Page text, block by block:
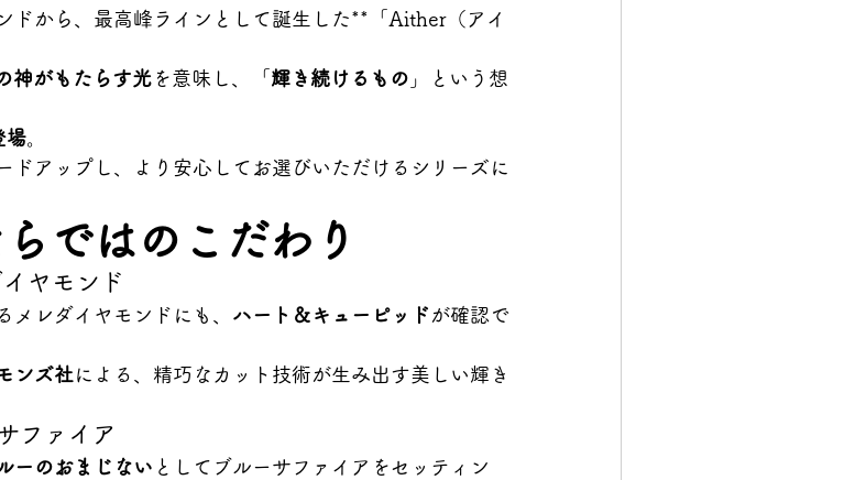
ドから、最高峰ラインとして誕生した**「Aither（アイ
神がもたらす光 を意味し、「 輝き続けるもの 」という想
場。
ドアップし、より安心してお選びいただけるシリーズに
ではのこだわり
ヤモンド
メレダイヤモンドにも、 ハート＆キューピッド が確認で
ンズ社 による、精巧なカット技術が生み出す美しい輝き
ファイア
ーのおまじない としてブルーサファイアをセッティン